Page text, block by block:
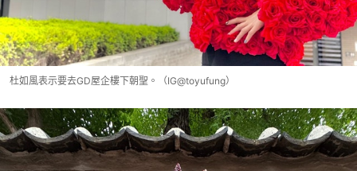
杜如風表示要去GD屋企樓下朝聖。（IG@toyufung）